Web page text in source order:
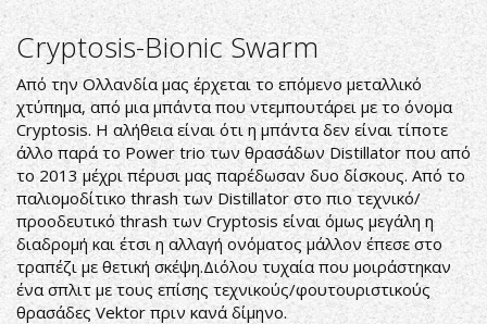
Cryptosis-Bionic Swarm
Από την Ολλανδία μας έρχεται το επόμενο μεταλλικό
χτύπημα, από μια μπάντα που ντεμπουτάρει με το όνομα
Cryptosis. Η αλήθεια είναι ότι η μπάντα δεν είναι τίποτε
άλλο παρά το Power trio των θρασάδων Distillator που από
το 2013 μέχρι πέρυσι μας παρέδωσαν δυο δίσκους. Από το
παλιομοδίτικο thrash των Distillator στο πιο τεχνικό/
προοδευτικό thrash των Cryptosis είναι όμως μεγάλη η
διαδρομή και έτσι η αλλαγή ονόματος μάλλον έπεσε στο
τραπέζι με θετική σκέψη.Διόλου τυχαία που μοιράστηκαν
ένα σπλιτ με τους επίσης τεχνικούς/φουτουριστικούς
θρασάδες Vektor πριν κανά δίμηνο.